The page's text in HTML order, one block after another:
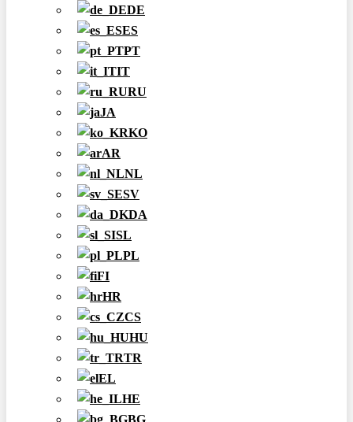
DE
ES
PT
IT
RU
JA
KO
AR
NL
SV
DA
SL
PL
FI
HR
CS
HU
TR
EL
HE